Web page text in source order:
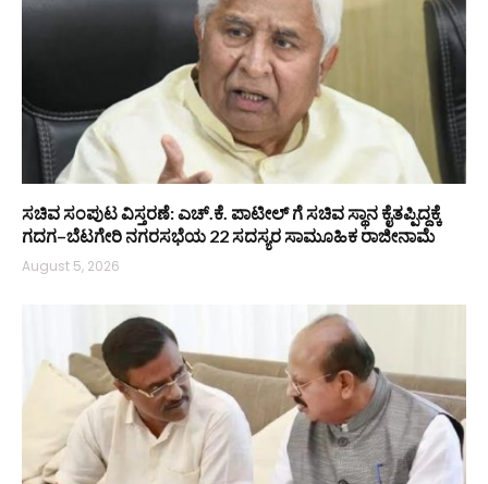
ಸಚಿವ ಸಂಪುಟ ವಿಸ್ತರಣೆ: ಎಚ್.ಕೆ. ಪಾಟೀಲ್ ಗೆ ಸಚಿವ ಸ್ಥಾನ ಕೈತಪ್ಪಿದ್ದಕ್ಕೆ
ಗದಗ–ಬೆಟಗೇರಿ ನಗರಸಭೆಯ 22 ಸದಸ್ಯರ ಸಾಮೂಹಿಕ ರಾಜೀನಾಮೆ
August 5, 2026